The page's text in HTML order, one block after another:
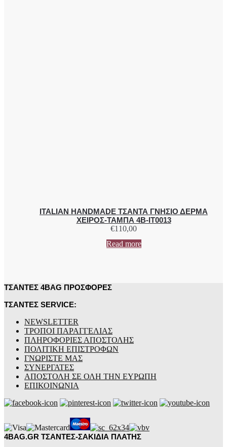
ITALIAN HANDMADE ΤΣΑΝΤΑ ΓΝΗΣΙΟ ΔΕΡΜΑ
ΧΕΙΡΟΣ-ΤΑΜΠΑ 4B-IT0013
€110,00
Read more
ΤΣΑΝΤΕΣ 4BAG ΠΡΟΣΦΟΡΕΣ
ΤΣΑΝΤΕΣ SERVICE:
NEWSLETTER
ΤΡΟΠΟΙ ΠΑΡΑΓΓΕΛΙΑΣ
ΠΛΗΡΟΦΟΡΙΕΣ ΑΠΟΣΤΟΛΗΣ
ΠΟΛΙΤΙΚΗ ΕΠΙΣΤΡΟΦΩΝ
ΓΝΩΡΙΣΤΕ ΜΑΣ
ΣΥΝΕΡΓΑΤΕΣ
ΑΠΟΣΤΟΛΗ ΣΕ ΟΛΗ ΤΗΝ ΕΥΡΩΠΗ
ΕΠΙΚΟΙΝΩΝΙΑ
4BAG.GR ΤΣΑΝΤΕΣ-ΣΑΚΙΔΙΑ ΠΛΑΤΗΣ